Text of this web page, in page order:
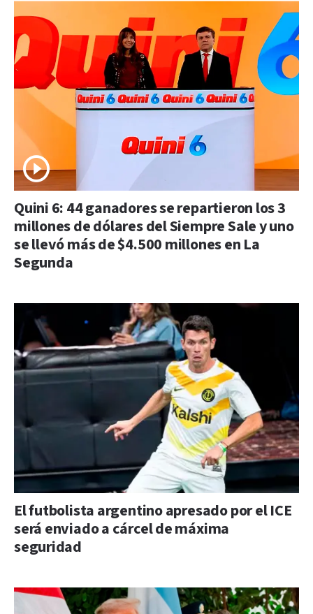
Quini 6: 44 ganadores se repartieron los 3
millones de dólares del Siempre Sale y uno
se llevó más de $4.500 millones en La
Segunda
El futbolista argentino apresado por el ICE
será enviado a cárcel de máxima
seguridad